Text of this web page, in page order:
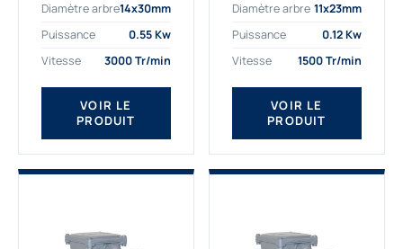
pour les atmosphères
explosives Le moteur
Diamètre arbre14x30mm
Puissance
0.55 Kw
Vitesse
3000 Tr/min
VOIR LE
PRODUIT
applications les plus
sollicitées. Nous
fournissons des
moteurs électriques...
Diamètre arbre 11x23mm
Puissance
0.12 Kw
Vitesse
1500 Tr/min
VOIR LE
PRODUIT